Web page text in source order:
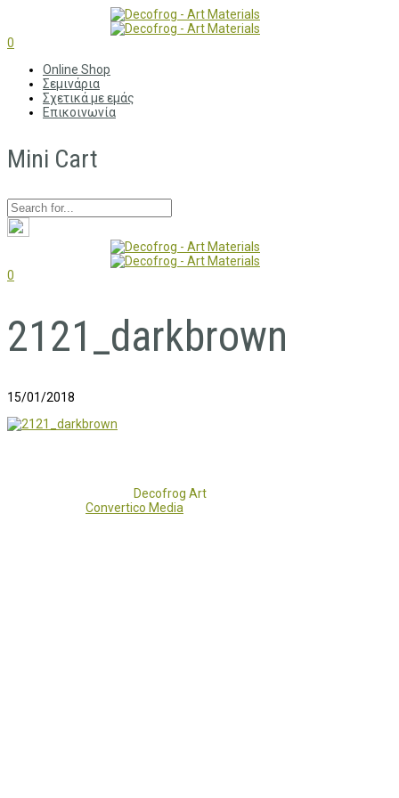
0
Online Shop
Σεμινάρια
Σχετικά με εμάς
Επικοινωνία
Mini Cart
0
2121_darkbrown
15/01/2018
Decofrog Art
Convertico Media